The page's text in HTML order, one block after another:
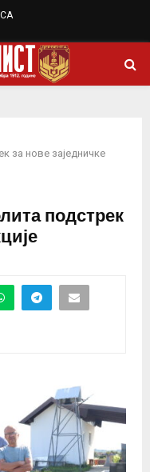
за нове заједничке
подстрек